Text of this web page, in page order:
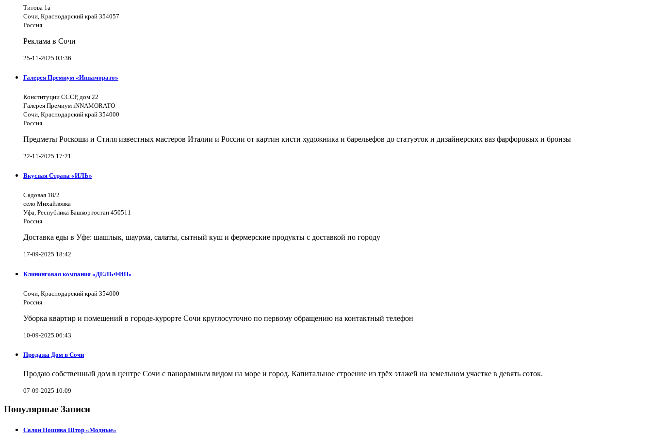
Титова 1а
Сочи, Краснодарский край 354057
Россия
Реклама в Сочи
25-11-2025 03:36
Галерея Премиум «Иннаморато»
Конституции СССР, дом 22
Галерея Премиум iNNAMORATO
Сочи, Краснодарский край 354000
Россия
Предметы Роскоши и Стиля известных мастеров Италии и России от картин кисти художника и барельефов до статуэток и дизайнерских ваз фарфоровых и бронзы
22-11-2025 17:21
Вкусная Страна «ИЛЬ»
Садовая 18/2
село Михайловка
Уфа, Республика Башкортостан 450511
Россия
Доставка еды в Уфе: шашлык, шаурма, салаты, сытный куш и фермерские продукты с доставкой по городу
17-09-2025 18:42
Клининговая компания «ДЕЛЬФИН»
Сочи, Краснодарский край 354000
Россия
Уборка квартир и помещений в городе-курорте Сочи круглосуточно по первому обращению на контактный телефон
10-09-2025 06:43
Продажа Дом в Сочи
Продаю собственный дом в центре Сочи с панорамным видом на море и город. Капитальное строение из трёх этажей на земельном участке в девять соток.
07-09-2025 10:09
Популярные Записи
Салон Пошива Штор «Модные»